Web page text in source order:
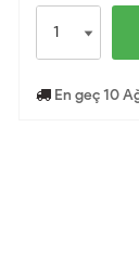
En geç 10